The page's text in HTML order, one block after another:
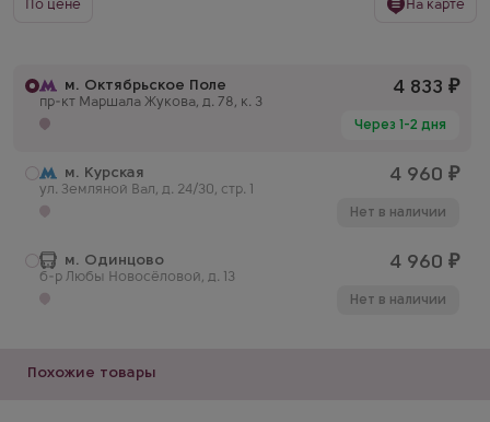
По цене
На карте
м. Октябрьское Поле
пр-кт Маршала Жукова, д. 78, к. 3
4 833 ₽
Через 1-2 дня
м. Курская
ул. Земляной Вал, д. 24/30, стр. 1
4 960 ₽
Нет в наличии
м. Одинцово
б-р Любы Новосёловой, д. 13
4 960 ₽
Нет в наличии
Похожие товары